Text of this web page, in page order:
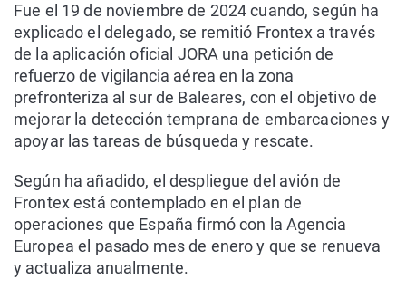
Fue el 19 de noviembre de 2024 cuando, según ha
explicado el delegado, se remitió Frontex a través
de la aplicación oficial JORA una petición de
refuerzo de vigilancia aérea en la zona
prefronteriza al sur de Baleares, con el objetivo de
mejorar la detección temprana de embarcaciones y
apoyar las tareas de búsqueda y rescate.
Según ha añadido, el despliegue del avión de
Frontex está contemplado en el plan de
operaciones que España firmó con la Agencia
Europea el pasado mes de enero y que se renueva
y actualiza anualmente.